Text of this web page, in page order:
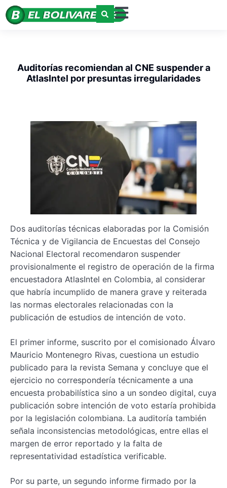
Auditorías recomiendan al CNE suspender a
AtlasIntel por presuntas irregularidades
Dos auditorías técnicas elaboradas por la Comisión
Técnica y de Vigilancia de Encuestas del Consejo
Nacional Electoral recomendaron suspender
provisionalmente el registro de operación de la firma
encuestadora AtlasIntel en Colombia, al considerar
que habría incumplido de manera grave y reiterada
las normas electorales relacionadas con la
publicación de estudios de intención de voto.
El primer informe, suscrito por el comisionado Álvaro
Mauricio Montenegro Rivas, cuestiona un estudio
publicado para la revista Semana y concluye que el
ejercicio no correspondería técnicamente a una
encuesta probabilística sino a un sondeo digital, cuya
publicación sobre intención de voto estaría prohibida
por la legislación colombiana. La auditoría también
señala inconsistencias metodológicas, entre ellas el
margen de error reportado y la falta de
representatividad estadística verificable.
Por su parte, un segundo informe firmado por la